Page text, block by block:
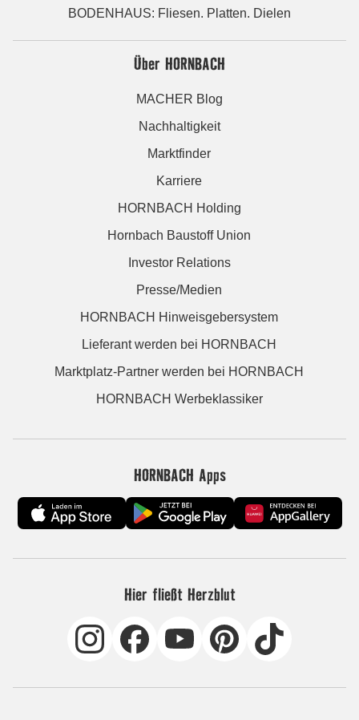
BODENHAUS: Fliesen. Platten. Dielen
Über HORNBACH
MACHER Blog
Nachhaltigkeit
Marktfinder
Karriere
HORNBACH Holding
Hornbach Baustoff Union
Investor Relations
Presse/Medien
HORNBACH Hinweisgebersystem
Lieferant werden bei HORNBACH
Marktplatz-Partner werden bei HORNBACH
HORNBACH Werbeklassiker
HORNBACH Apps
Hier fließt Herzblut